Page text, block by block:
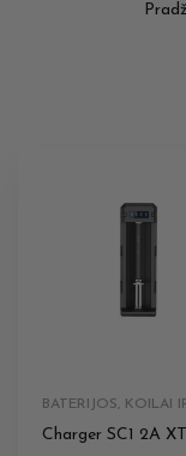
BATERIJOS, KOILAI
Charger SC1 2A